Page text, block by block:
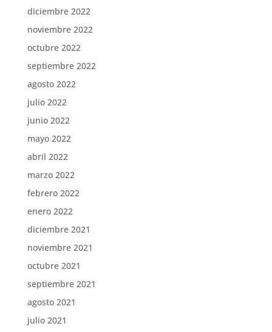
diciembre 2022
noviembre 2022
octubre 2022
septiembre 2022
agosto 2022
julio 2022
junio 2022
mayo 2022
abril 2022
marzo 2022
febrero 2022
enero 2022
diciembre 2021
noviembre 2021
octubre 2021
septiembre 2021
agosto 2021
julio 2021